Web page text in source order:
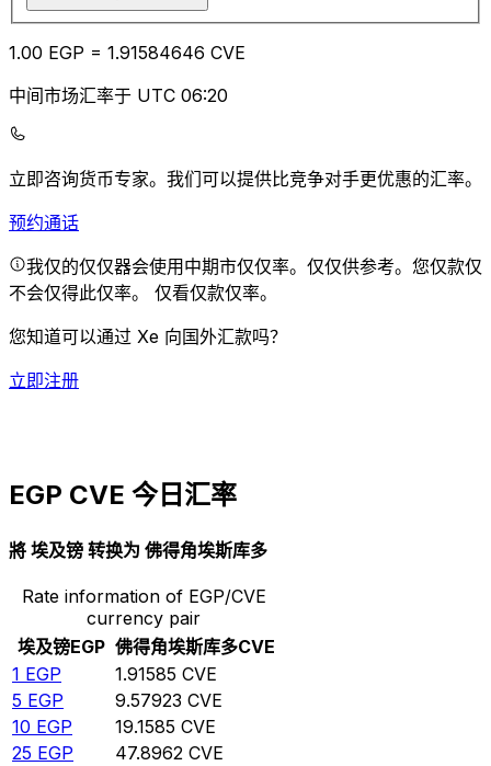
1.00 EGP = 1.91584646 CVE
中间市场汇率于 UTC 06:20
立即咨询货币专家。 我们可以提供比竞争对手更优惠的汇率。
预约通话
我仅的仅仅器会使用中期市仅仅率。仅仅供参考。您仅款仅
不会仅得此仅率。 仅看仅款仅率。
您知道可以通过 Xe 向国外汇款吗？
立即注册
EGP CVE 今日汇率
將 埃及镑 转换为 佛得角埃斯库多
Rate information of EGP/CVE
currency pair
埃及镑EGP 佛得角埃斯库多CVE
1 EGP 1.91585 CVE
5 EGP 9.57923 CVE
10 EGP 19.1585 CVE
25 EGP 47.8962 CVE